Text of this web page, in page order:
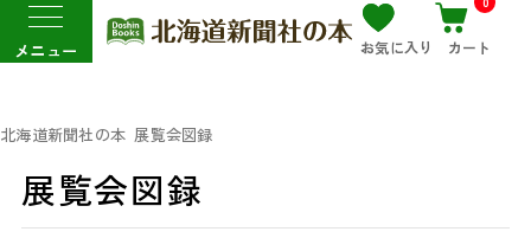
メニュー お気に入り カート
北海道新聞社の本 展覧会図録
展覧会図録